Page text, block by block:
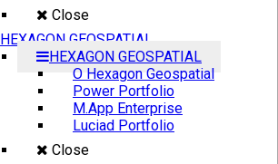
Close
HEXAGON GEOSPATIAL
HEXAGON GEOSPATIAL
O Hexagon Geospatial
Power Portfolio
M.App Enterprise
Luciad Portfolio
Close